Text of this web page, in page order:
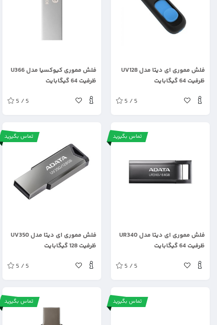
فلش مموری ای دیتا مدل UV128
ظرفیت 64 گیگابایت
5 / 5
فلش مموری کیوکسیا مدل U366
ظرفیت 64 گیگابایت
5 / 5
تماس بگیرید
فلش مموری ای دیتا مدل UR340
ظرفیت 64 گیگابایت
5 / 5
تماس بگیرید
فلش مموری ای دیتا مدل UV350
ظرفیت 128 گیگابایت
5 / 5
تماس بگیرید تماس بگیرید